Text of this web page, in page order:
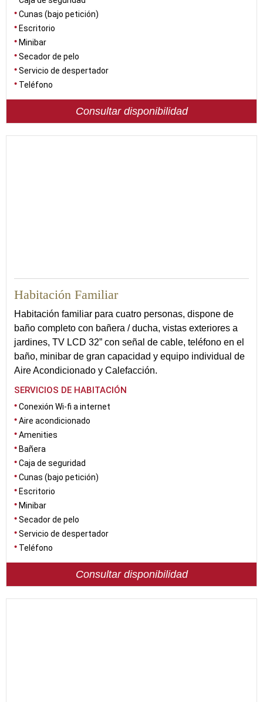
Cunas (bajo petición)
Escritorio
Minibar
Secador de pelo
Servicio de despertador
Teléfono
Consultar disponibilidad
Habitación Familiar
Habitación familiar para cuatro personas, dispone de
baño completo con bañera / ducha, vistas exteriores a
jardines, TV LCD 32” con señal de cable, teléfono en el
baño, minibar de gran capacidad y equipo individual de
Aire Acondicionado y Calefacción.
SERVICIOS DE HABITACIÓN
Conexión Wi-fi a internet
Aire acondicionado
Amenities
Bañera
Caja de seguridad
Cunas (bajo petición)
Escritorio
Minibar
Secador de pelo
Servicio de despertador
Teléfono
Consultar disponibilidad